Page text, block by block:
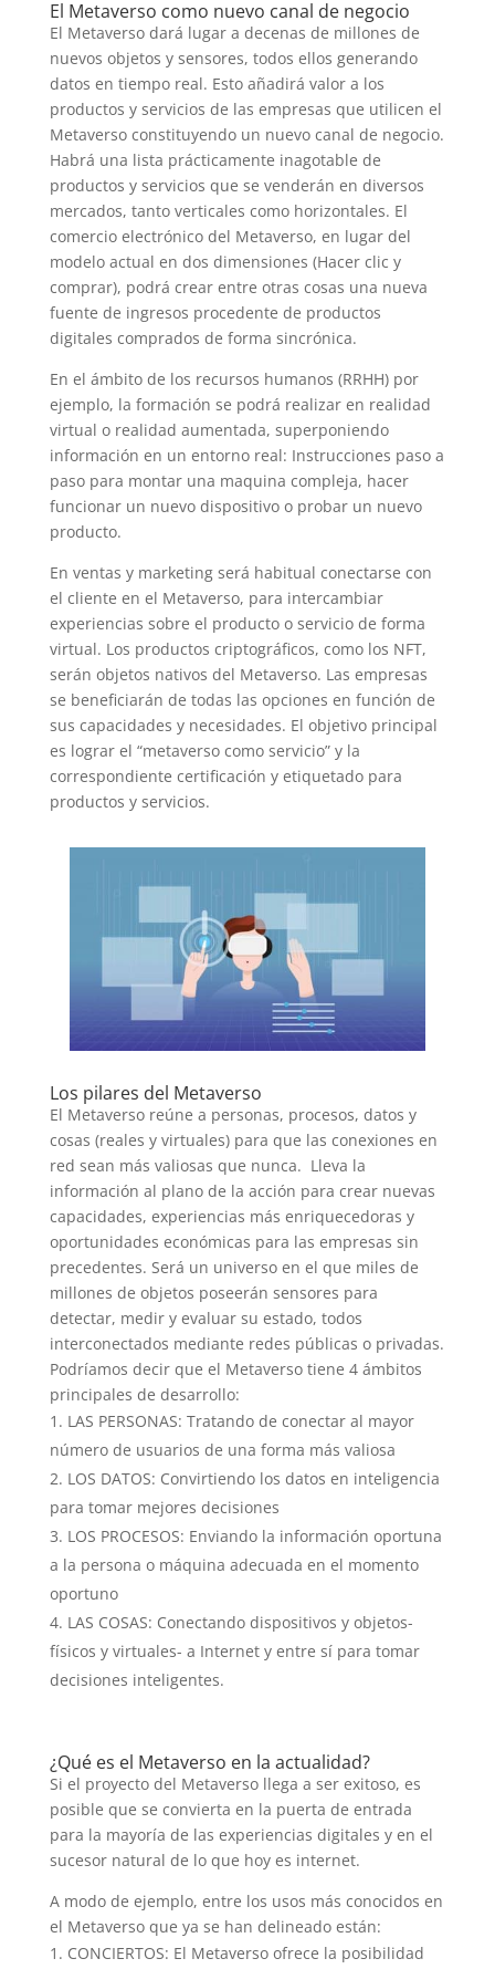
El Metaverso como nuevo canal de negocio
El Metaverso dará lugar a decenas de millones de
nuevos objetos y sensores, todos ellos generando
datos en tiempo real. Esto añadirá valor a los
productos y servicios de las empresas que utilicen el
Metaverso constituyendo un nuevo canal de negocio.
Habrá una lista prácticamente inagotable de
productos y servicios que se venderán en diversos
mercados, tanto verticales como horizontales. El
comercio electrónico del Metaverso, en lugar del
modelo actual en dos dimensiones (Hacer clic y
comprar), podrá crear entre otras cosas una nueva
fuente de ingresos procedente de productos
digitales comprados de forma sincrónica.
En el ámbito de los recursos humanos (RRHH) por
ejemplo, la formación se podrá realizar en realidad
virtual o realidad aumentada, superponiendo
información en un entorno real: Instrucciones paso a
paso para montar una maquina compleja, hacer
funcionar un nuevo dispositivo o probar un nuevo
producto.
En ventas y marketing será habitual conectarse con
el cliente en el Metaverso, para intercambiar
experiencias sobre el producto o servicio de forma
virtual. Los productos criptográficos, como los NFT,
serán objetos nativos del Metaverso. Las empresas
se beneficiarán de todas las opciones en función de
sus capacidades y necesidades. El objetivo principal
es lograr el “metaverso como servicio” y la
correspondiente certificación y etiquetado para
productos y servicios.
Los pilares del Metaverso
El Metaverso reúne a personas, procesos, datos y
cosas (reales y virtuales) para que las conexiones en
red sean más valiosas que nunca. Lleva la
información al plano de la acción para crear nuevas
capacidades, experiencias más enriquecedoras y
oportunidades económicas para las empresas sin
precedentes. Será un universo en el que miles de
millones de objetos poseerán sensores para
detectar, medir y evaluar su estado, todos
interconectados mediante redes públicas o privadas.
Podríamos decir que el Metaverso tiene 4 ámbitos
principales de desarrollo:
LAS PERSONAS: Tratando de conectar al mayor
número de usuarios de una forma más valiosa
LOS DATOS: Convirtiendo los datos en inteligencia
para tomar mejores decisiones
LOS PROCESOS: Enviando la información oportuna
a la persona o máquina adecuada en el momento
oportuno
LAS COSAS: Conectando dispositivos y objetos-
físicos y virtuales- a Internet y entre sí para tomar
decisiones inteligentes.
¿Qué es el Metaverso en la actualidad?
Si el proyecto del Metaverso llega a ser exitoso, es
posible que se convierta en la puerta de entrada
para la mayoría de las experiencias digitales y en el
sucesor natural de lo que hoy es internet.
A modo de ejemplo, entre los usos más conocidos en
el Metaverso que ya se han delineado están:
CONCIERTOS: El Metaverso ofrece la posibilidad